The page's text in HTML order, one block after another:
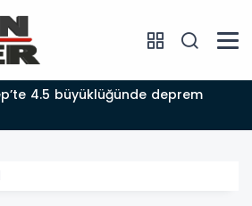
4.5 büyüklüğünde deprem